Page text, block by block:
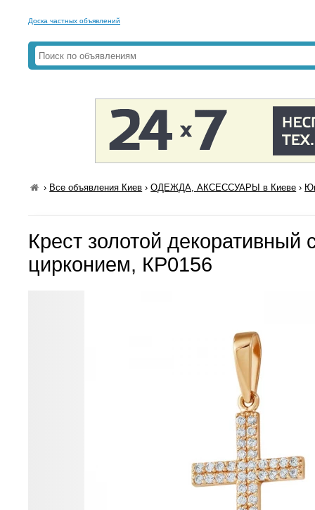
Доска частных объявлений
› Все объявления Киев ›ОДЕЖДА, АКСЕССУАРЫ в Киеве ›
Крест золотой декоративный
цирконием, КР0156